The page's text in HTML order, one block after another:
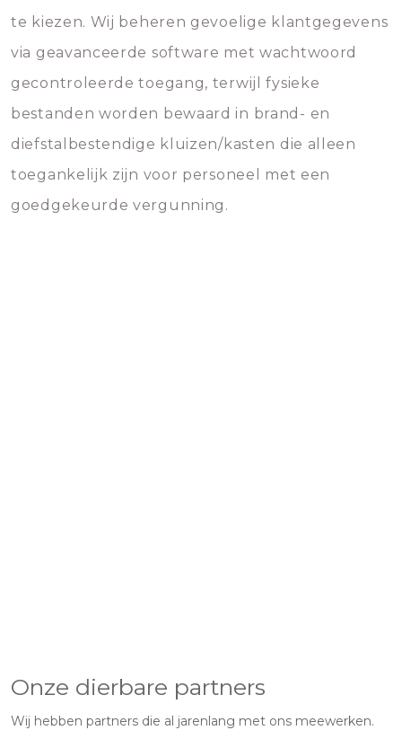
te kiezen. Wij beheren gevoelige klantgegevens
via geavanceerde software met wachtwoord
gecontroleerde toegang, terwijl fysieke
bestanden worden bewaard in brand- en
diefstalbestendige kluizen/kasten die alleen
toegankelijk zijn voor personeel met een
goedgekeurde vergunning.
Onze dierbare partners
Wij hebben partners die al jarenlang met ons meewerken.